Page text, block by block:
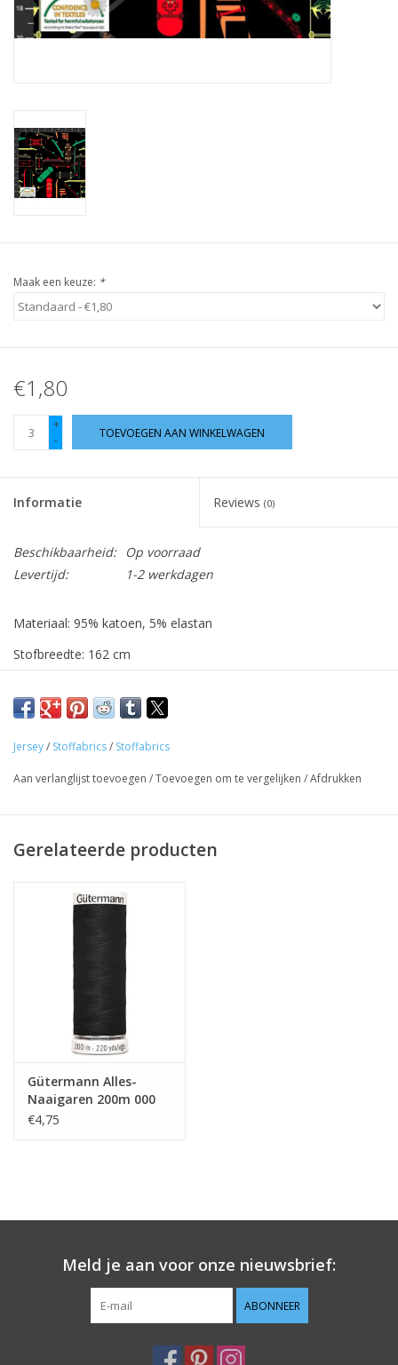
Workshop
Cadeaubonnen
Maak een keuze: *
€1,80
+
-
TOEVOEGEN AAN WINKELWAGEN
Informatie Reviews (0)
Beschikbaarheid:
Op voorraad
Levertijd:
1-2 werkdagen
Materiaal: 95% katoen, 5% elastan
Stofbreedte: 162 cm
De stof wordt verkocht per 10 cm. Indien je 1 m wenst, geef
dan '10' in bij aantal, de stof wordt uiteraard uit één geheel
Jersey/ Stoffabrics/ Stoffabrics
Aan verlanglijst toevoegen /Toevoegen om te vergelijken /Afdrukken
Gerelateerde producten
Gütermann Alles-
Naaigaren 200m 000
€4,75
Meld je aan voor onze nieuwsbrief:
ABONNEER